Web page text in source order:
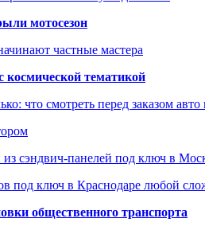
мотосезон
частные мастера
космической тематикой
что смотреть перед заказом авто
из сэндвич-панелей под ключ в
под ключ в Краснодаре любой
общественного транспорта